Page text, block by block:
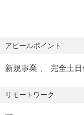
のものを前進させて
■主なソリューション
情報漏洩対策ソリュ
データを無意味化す
ZENMU Virtual
「使いやすさ」と「
年末年始休暇→6日
育児休暇
リフレッシュ休暇制
アジャイル開発、チ
暗号理論の基礎知識
る力
■こんな方に向いてい
アピールポイント
新規事業 完全土
リモートワーク